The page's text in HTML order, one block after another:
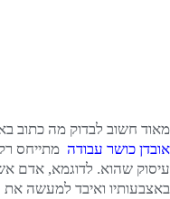
מאוד חשוב לבדוק מה כתוב
אובדן כושר עבודה מתייחס
עיסוק שהוא. לדוגמא, אדם
באצבעותיו ואיבד למעשה את